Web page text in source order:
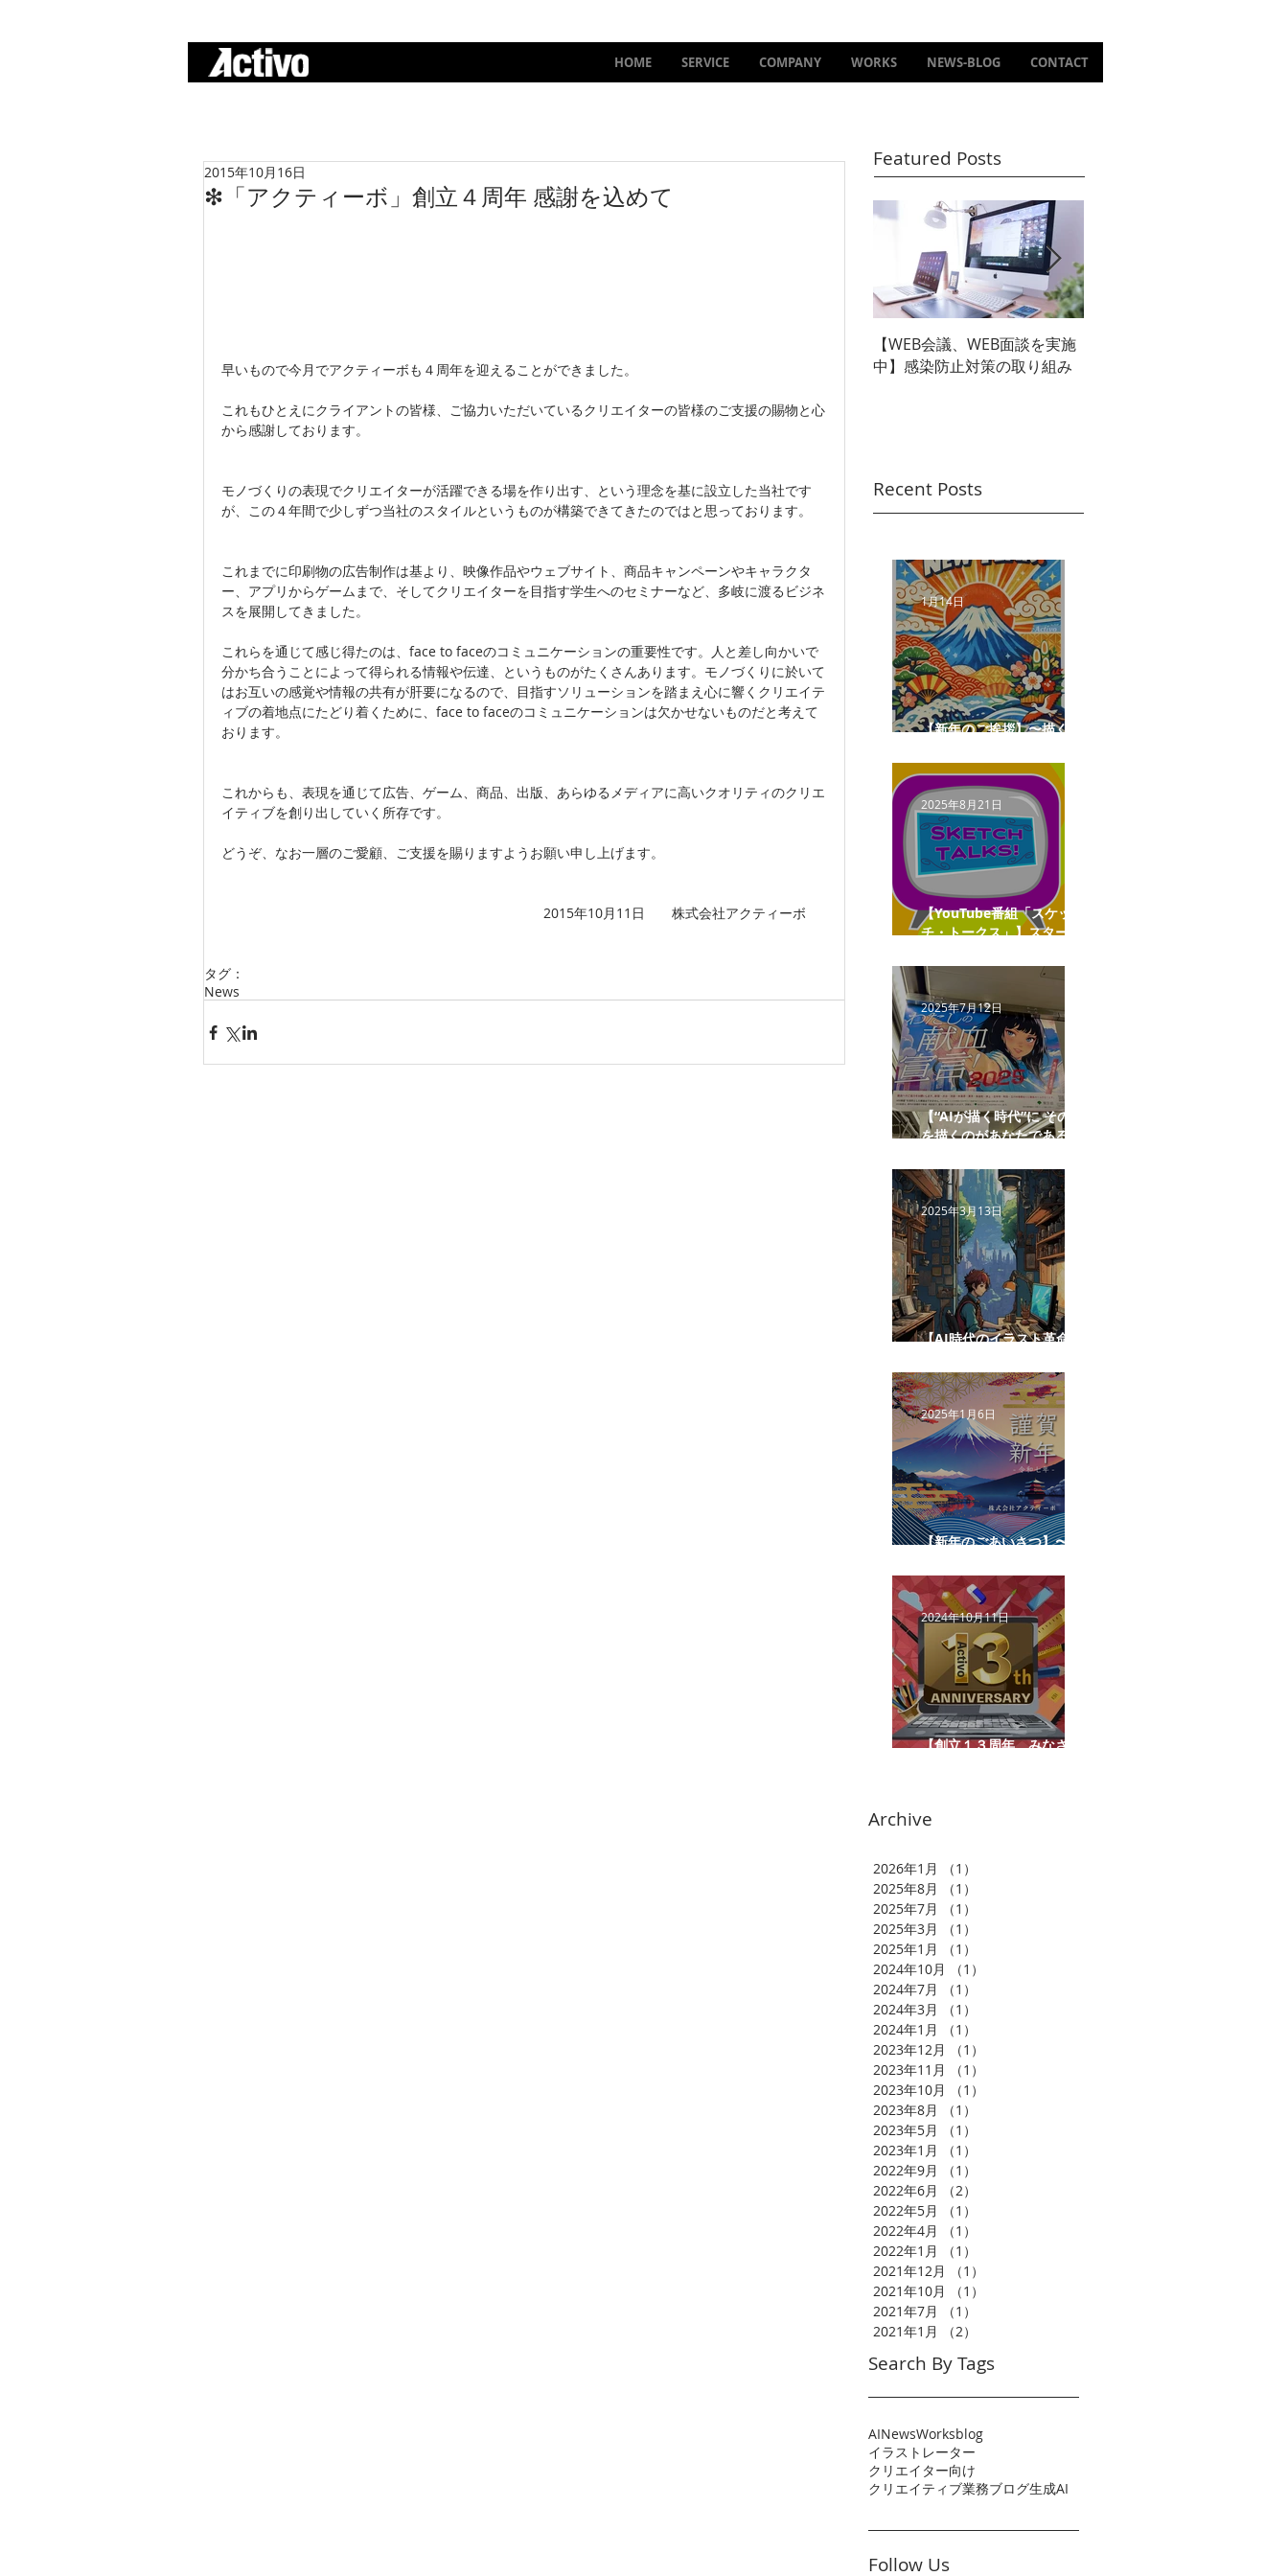
HOME SERVICE COMPANY WORKS NEWS-BLOG CONTACT
❇︎「アクティーボ」創立４周年 感謝を込めて
2015年10月16日
早いもので今月でアクティーボも４周年を迎えることができました。
これもひとえにクライアントの皆様、ご協力いただいているクリエイターの皆様のご支援の賜物と心
から感謝しております。
モノづくりの表現でクリエイターが活躍できる場を作り出す、という理念を基に設立した当社です
が、この４年間で少しずつ当社のスタイルというものが構築できてきたのではと思っております。
これまでに印刷物の広告制作は基より、映像作品やウェブサイト、商品キャンペーンやキャラクタ
ー、アプリからゲームまで、そしてクリエイターを目指す学生へのセミナーなど、多岐に渡るビジネ
スを展開してきました。
これらを通じて感じ得たのは、face to faceのコミュニケーションの重要性です。人と差し向かいで
分かち合うことによって得られる情報や伝達、というものがたくさんあります。モノづくりに於いて
はお互いの感覚や情報の共有が肝要になるので、目指すソリューションを踏まえ心に響くクリエイテ
ィブの着地点にたどり着くために、face to faceのコミュニケーションは欠かせないものだと考えて
おります。
これからも、表現を通じて広告、ゲーム、商品、出版、あらゆるメディアに高いクオリティのクリエ
イティブを創り出していく所存です。
どうぞ、なお一層のご愛顧、ご支援を賜りますようお願い申し上げます。
2015年10月11日　　株式会社アクティーボ
タグ：
News
Featured Posts
【WEB会議、WEB面談を実施
中】感染防止対策の取り組み
Recent Posts
【新年のご挨拶】〜描くこ
1月14日
【YouTube番組「スケッ
チ・トークス」】スタート
2025年8月21日
【“AIが描く時代”に その絵
を描くのがあなたである理
2025年7月12日
【AI時代のイラスト革命：
2025年3月13日
【新年のごあいさつ】〜プ
2025年1月6日
【創立１３周年 みなさま
2024年10月11日
Archive
2026年1月 （1）
2025年8月
（1）
2025年7月
（1）
2025年3月
（1）
2025年1月
（1）
2024年10月
（1）
2024年7月
（1）
2024年3月
（1）
2024年1月
（1）
2023年12月
（1）
2023年11月
（1）
2023年10月
（1）
2023年8月
（1）
2023年5月
（1）
2023年1月
（1）
2022年9月
（1）
2022年6月
（2）
2022年5月
（1）
2022年4月
（1）
2022年1月
（1）
2021年12月
（1）
2021年10月
（1）
2021年7月
（1）
2021年1月
（2）
Search By Tags
AINewsWorksblog
イラストレーター
クリエイター向け
クリエイティブ業務ブログ生成AI
Follow Us